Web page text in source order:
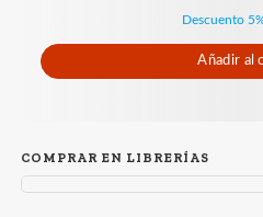
Descuento
Añadir al
COMPRAR EN LIBRERÍAS